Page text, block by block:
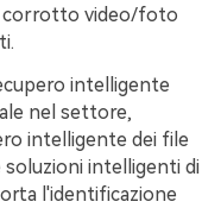
corrotto video/foto
intelligente
nel settore,
intelligente dei file
intelligenti di
l'identificazione